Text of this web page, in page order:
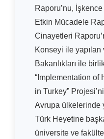
Raporu’nu,
Etkin Mücadele
Cinayetleri
Konseyi ile
Bakanlıkları ile
“Implementation of
in Turkey”
Avrupa ülkelerinde
Türk Heyetine
üniversite ve